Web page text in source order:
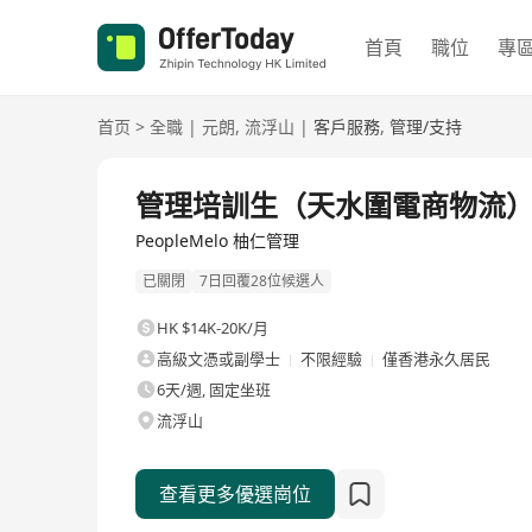
首頁 職位 專
首页 > 全職 | 元朗, 流浮山 | 客戶服務, 管理/支持
管理培訓生（天水圍電商物流
PeopleMelo 柚仁管理
已關閉 7日回覆28位候選人
HK $14K-20K/月
高級文憑或副學士
不限經驗
僅香港永久居民
6天/週, 固定坐班
流浮山
查看更多優選崗位